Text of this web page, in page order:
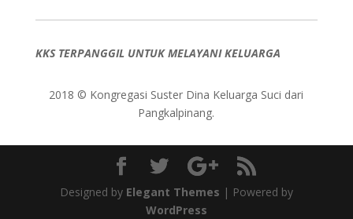
KKS TERPANGGIL UNTUK MELAYANI KELUARGA
2018 © Kongregasi Suster Dina Keluarga Suci dari
Pangkalpinang.
Designed by Elegant Themes | Powered by
WordPress